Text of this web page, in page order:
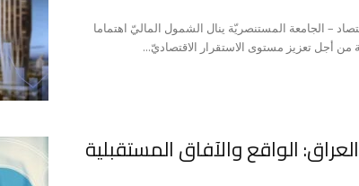
– الجامعة المستنصريّة ينال الشمول الماليّ اهتماما
من أجل تعزيز مستوى الاستقرار الاقتصاديّ...
الواقع والآفاق المستقبلية